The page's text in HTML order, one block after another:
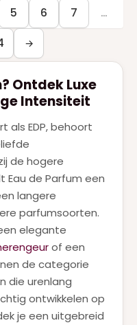
5 6 7
…
→
Ontdek Luxe
Intensiteit
als EDP, behoort
de hogere
de Parfum een
langere
parfumsoorten.
elegante
of een
de categorie
die urenlang
ontwikkelen op
je een uitgebreid